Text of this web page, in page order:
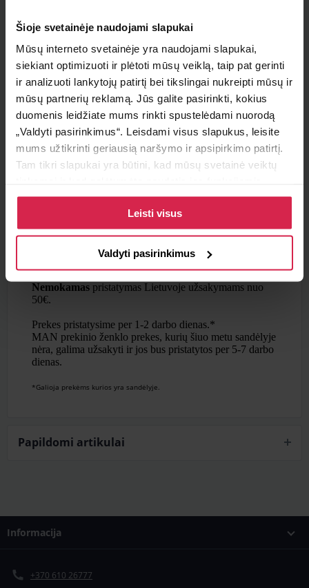
Šioje svetainėje naudojami slapukai
Mūsų interneto svetainėje yra naudojami slapukai,
siekiant optimizuoti ir plėtoti mūsų veiklą, taip pat gerinti
ir analizuoti lankytojų patirtį bei tikslingai nukreipti mūsų ir
mūsų partnerių reklamą. Jūs galite pasirinkti, kokius
duomenis leidžiate mums rinkti spustelėdami nuorodą
„Valdyti pasirinkimus“. Leisdami visus slapukus, leisite
mums užtikrinti geriausią naršymo ir apsipirkimo patirtį.
Tam tikri slapukai yra būtini, kad mūsų svetainė veiktų
Daugiau informacijos apie slapukus ir kaip mes juos
naudojame galite rasti mūsų slapukų politikoje, taip pat
https://www.allaboutcookies.org/
Leisti visus
Valdyti pasirinkimus
Minimalus pirkimo kiekis 1vnt.
Pakuotės informacija 1 vnt.
Teirautis apie prekę
Radai pigiau ?
Pristatymo sąlygos
Paruoštus užsakymus galite atsiimti pasirinktame
padalinyje nemokamai.
Pristatymas pasirinktu adresu
Nemokamas pristatymas Lietuvoje užsakymams nuo
50€.
Prekes pristatysime per 1-2 darbo dienas.*
MAN prekinio ženklo prekes, kurių šiuo metu sandėlyje
nėra, galima užsakyti ir jos bus pristatytos per 5-7 darbo
dienas.
*Galioja prekėms kurios yra sandėlyje.
Papildomi artikulai
Informacija
+370 610 26777